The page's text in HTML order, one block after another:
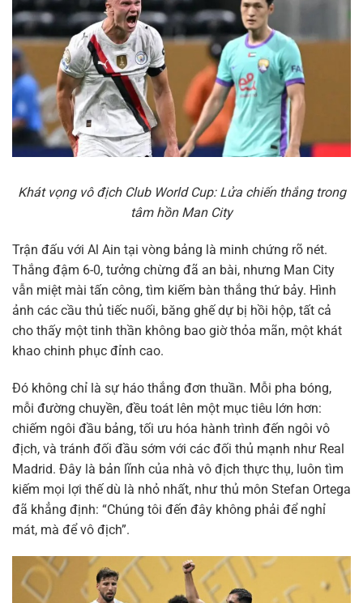
Khát vọng vô địch Club World Cup: Lửa chiến thắng trong
tâm hồn Man City
Trận đấu với Al Ain tại vòng bảng là minh chứng rõ nét.
Thắng đậm 6-0, tưởng chừng đã an bài, nhưng Man City
vẫn miệt mài tấn công, tìm kiếm bàn thắng thứ bảy. Hình
ảnh các cầu thủ tiếc nuối, băng ghế dự bị hồi hộp, tất cả
cho thấy một tinh thần không bao giờ thỏa mãn, một khát
khao chinh phục đỉnh cao.
Đó không chỉ là sự háo thắng đơn thuần. Mỗi pha bóng,
mỗi đường chuyền, đều toát lên một mục tiêu lớn hơn:
chiếm ngôi đầu bảng, tối ưu hóa hành trình đến ngôi vô
địch, và tránh đối đầu sớm với các đối thủ mạnh như Real
Madrid. Đây là bản lĩnh của nhà vô địch thực thụ, luôn tìm
kiếm mọi lợi thế dù là nhỏ nhất, như thủ môn Stefan Ortega
đã khẳng định: “Chúng tôi đến đây không phải để nghỉ
mát, mà để vô địch”.